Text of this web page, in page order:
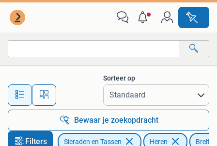
Alle afstanden…
Sorteer op
Bewaar je zoekopdracht
Filters Sieraden en Tassen Heren